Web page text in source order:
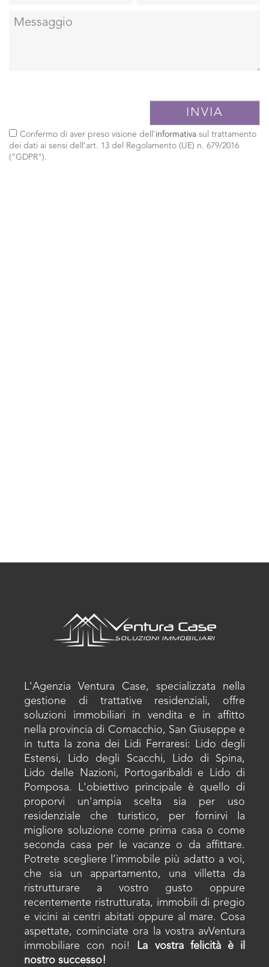
Confermo di aver preso visione dell'informativa sul trattamento
dei dati ai sensi dell’art. 13 del Regolamento (UE) n. 679/2016
("GDPR").
L'Agenzia Ventura Case, specializzata nella
gestione di trattative residenziali, offre
soluzioni immobiliari in vendita e in affitto
nella provincia di Comacchio, San Giuseppe e
in tutta la zona dei Lidi Ferraresi: Lido degli
Estensi, Lido degli Scacchi, Lido di Spina,
Lido delle Nazioni, Portogaribaldi e Lido di
Pomposa. L'obiettivo principale è quello di
proporvi un'ampia scelta sia per uso
residenziale che turistico, per fornirvi la
migliore soluzione come prima casa o come
seconda casa per le vacanze o da affittare.
Potrete scegliere l’immobile più adatto a voi,
che sia un appartamento, una villetta da
ristrutturare a vostro gusto oppure
recentemente ristrutturata, immobili di pregio
e vicini ai centri abitati oppure al mare. Cosa
aspettate, cominciate ora la vostra avVentura
immobiliare con noi!
La vostra felicità è il
nostro successo!